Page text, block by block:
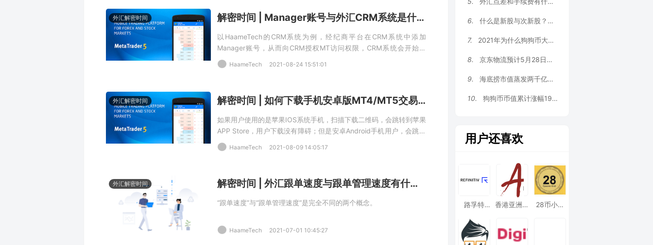
外汇解密时间 解密时间 | Manager账号与外汇CRM系统是什么关系？
以HaameTech的CRM系统为例，经纪商平台在CRM系统中添加
Manager账号，从而向CRM授权MT访问权限，CRM系统会开始向
MT4或MT5交易系统同步交易账户和订单等数据，并将动态获取到的
数据进行多维建模，形成系统化、可视化的管理模组，包括但不限于
等，从而助力券商数字化管理、模式运营和营销管理创新。
HaameTech 2021-08-24 15:51:01
外汇解密时间 解密时间 | 如何下载手机安卓版MT4/MT5交易软件？
如果用户使用的是苹果IOS系统手机，扫描下载二维码，会跳转到苹果
APP Store，用户下载没有障碍；但是安卓Android手机用户，会跳转
到谷歌Play应用商店，而谷歌服务目前又受限，所以安卓用户无法完
成下载。 所以，解密君今天就要为大家解决谷歌Play应用商店下载难
HaameTech 2021-08-09 14:05:17
外汇解密时间 解密时间 | 外汇跟单速度与跟单管理速度有什么区别？
“跟单速度”与“跟单管理速度”是完全不同的两个概念。
HaameTech 2021-07-01 10:45:27
6. 什么是新股与次新股？新股就是次新股吗？
7. 2021年为什么狗狗币大涨？狗狗币会涨多久？
8. 京东物流预计5月28日在港上市，为何选择赴港上市？
9. 海底捞市值蒸发两千亿，海底捞还有机会吗？
10. 狗狗币币值累计涨幅1923倍，狗狗币为何稳定？
用户还喜欢
路孚特
香港亚洲投
28币小舞